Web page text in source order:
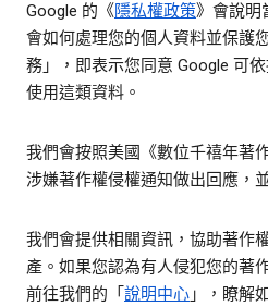
Google 的《隱私權政策》會說明
會如何處理您的個人資料並保護
務」，即表示您同意 Google 可
使用這類資料。
我們會按照美國《數位千禧年著
涉嫌著作權侵權通知做出回應，
我們會提供相關資訊，協助著作
產。如果您認為有人侵犯您的著
前往我們的「 說明中心 」，瞭解